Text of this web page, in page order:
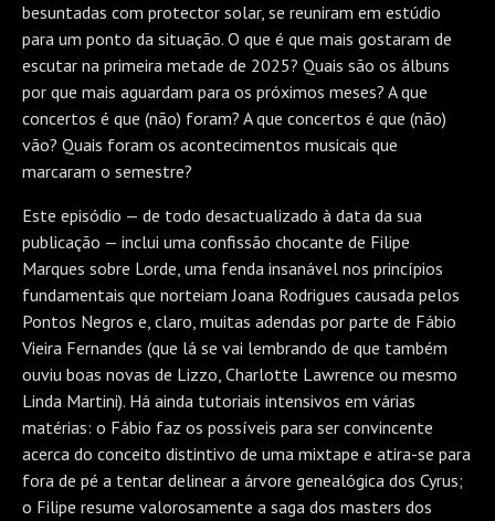
besuntadas com protector solar, se reuniram em estúdio
para um ponto da situação. O que é que mais gostaram de
escutar na primeira metade de 2025? Quais são os álbuns
por que mais aguardam para os próximos meses? A que
concertos é que (não) foram? A que concertos é que (não)
vão? Quais foram os acontecimentos musicais que
marcaram o semestre?
Este episódio — de todo desactualizado à data da sua
publicação — inclui uma confissão chocante de Filipe
Marques sobre Lorde, uma fenda insanável nos princípios
fundamentais que norteiam Joana Rodrigues causada pelos
Pontos Negros e, claro, muitas adendas por parte de Fábio
Vieira Fernandes (que lá se vai lembrando de que também
ouviu boas novas de Lizzo, Charlotte Lawrence ou mesmo
Linda Martini). Há ainda tutoriais intensivos em várias
matérias: o Fábio faz os possíveis para ser convincente
acerca do conceito distintivo de uma mixtape e atira-se para
fora de pé a tentar delinear a árvore genealógica dos Cyrus;
o Filipe resume valorosamente a saga dos masters dos